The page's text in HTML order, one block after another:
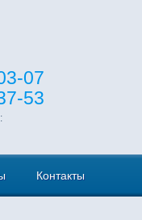
07
53
Контакты